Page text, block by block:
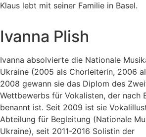
Klaus lebt mit seiner Familie in Basel.
Ivanna Plish
Ivanna absolvierte die Nationale
Ukraine (2005 als Chorleiterin, 2006
2008 gewann sie das Diplom des
Wettbewerbs für Vokalisten, der nach
benannt ist. Seit 2009 ist sie
Abteilung für Begleitung (Nationale
Ukraine), seit 2011-2016 Solistin der